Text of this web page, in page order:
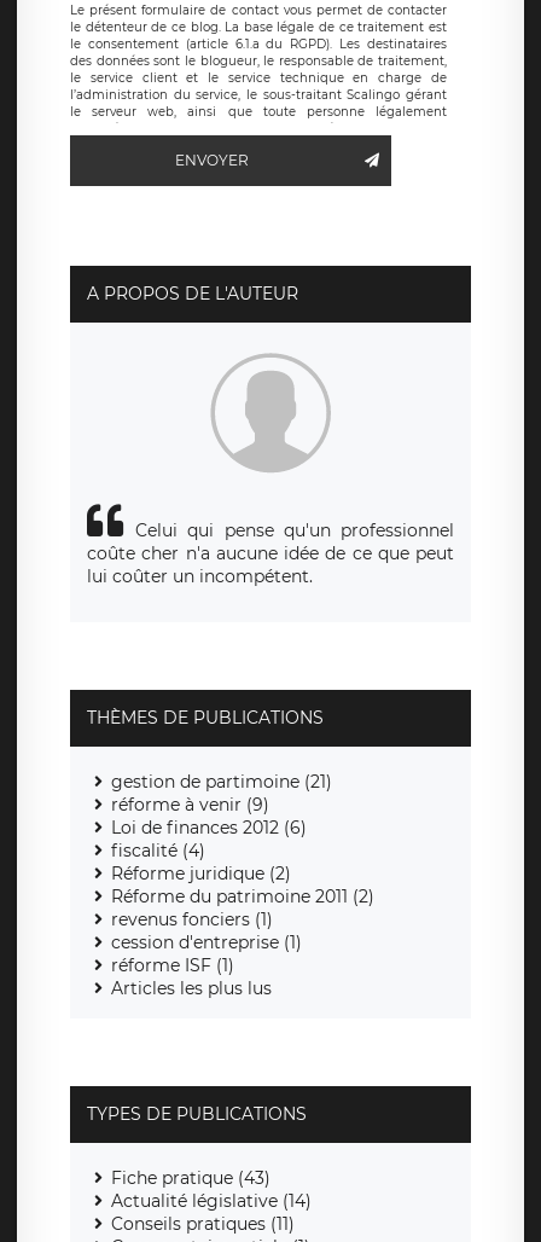
Le présent formulaire de contact vous permet de contacter
le détenteur de ce blog. La base légale de ce traitement est
le consentement (article 6.1.a du RGPD). Les destinataires
des données sont le blogueur, le responsable de traitement,
le service client et le service technique en charge de
l’administration du service, le sous-traitant Scalingo gérant
le serveur web, ainsi que toute personne légalement
autorisée. Le formulaire de contact à destination du
basé en France et offrant des
clauses de protection
limitation du traitement relatif à vos données à caractère
données. Vous pouvez exercer ces droits auprès du délégué
de traitement est la société LÉGAVOX, sis 9 rue Léopold
Sédar Senghor, joignable à l’adresse mail :
responsabledetraitement@legavox.fr. Vous avez également
le droit d’introduire une réclamation auprès d’une autorité
ENVOYER
A PROPOS DE L'AUTEUR
Celui qui pense qu'un professionnel
coûte cher n'a aucune idée de ce que peut
lui coûter un incompétent.
THÈMES DE PUBLICATIONS
gestion de partimoine (21)
réforme à venir (9)
Loi de finances 2012 (6)
fiscalité (4)
Réforme juridique (2)
Réforme du patrimoine 2011 (2)
revenus fonciers (1)
cession d'entreprise (1)
réforme ISF (1)
Articles les plus lus
TYPES DE PUBLICATIONS
Fiche pratique (43)
Actualité législative (14)
Conseils pratiques (11)